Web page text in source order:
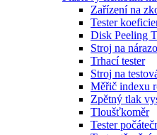
Zařízení na
Tester
Disk Peeling
Stroj na
Trhací tester
Stroj na
Měřič indexu
Zpětný tlak
Tloušťkoměr
Tester